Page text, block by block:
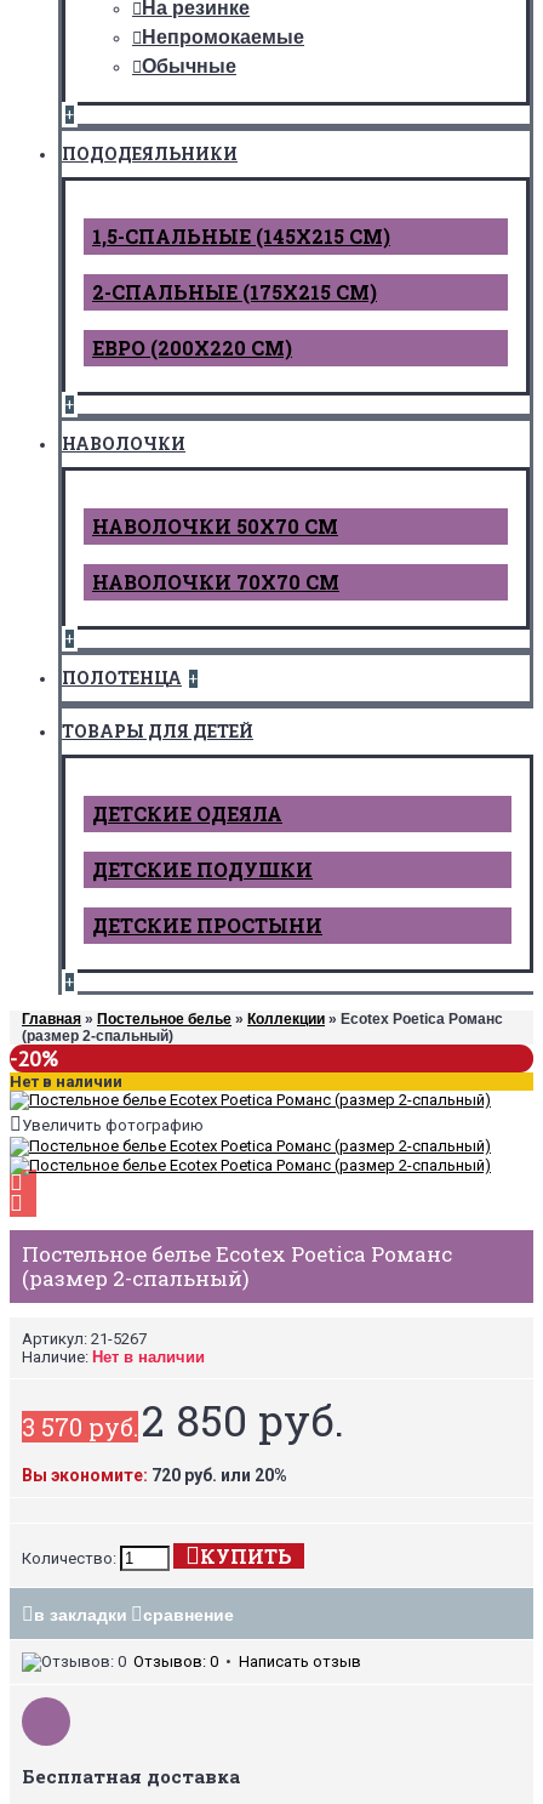
На резинке
Непромокаемые
Обычные
+
ПОДОДЕЯЛЬНИКИ
1,5-СПАЛЬНЫЕ (145Х215 СМ)
2-СПАЛЬНЫЕ (175Х215 СМ)
ЕВРО (200Х220 СМ)
+
НАВОЛОЧКИ
НАВОЛОЧКИ 50Х70 СМ
НАВОЛОЧКИ 70Х70 СМ
+
ПОЛОТЕНЦА +
ТОВАРЫ ДЛЯ ДЕТЕЙ
ДЕТCКИЕ ОДЕЯЛА
ДЕТСКИЕ ПОДУШКИ
ДЕТСКИЕ ПРОСТЫНИ
+
Главная » Постельное белье » Коллекции » Ecotex Poetica Романс
(размер 2-спальный)
-20%
Нет в наличии
Увеличить фотографию
Постельное белье Ecotex Poetica Романс
(размер 2-спальный)
Артикул: 21-5267
Наличие: Нет в наличии
3 570 руб.2 850 руб.
Вы экономите: 720 руб. или 20%
Количество: КУПИТЬ
в закладки сравнение
Отзывов: 0 • Написать отзыв
Бесплатная доставка